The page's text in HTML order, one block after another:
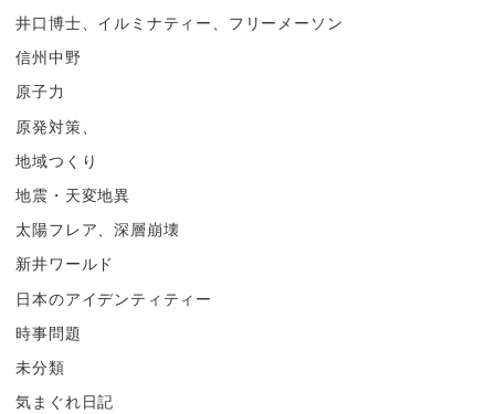
井口博士、イルミナティー、フリーメーソン
信州中野
原子力
原発対策、
地域つくり
地震・天変地異
太陽フレア、深層崩壊
新井ワールド
日本のアイデンティティー
時事問題
未分類
気まぐれ日記